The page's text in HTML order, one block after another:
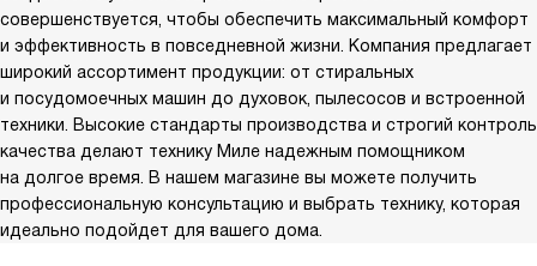
совершенствуется, чтобы обеспечить максимальный комфорт
и эффективность в повседневной жизни. Компания предлагает
широкий ассортимент продукции: от стиральных
и посудомоечных машин до духовок, пылесосов и встроенной
техники. Высокие стандарты производства и строгий контроль
качества делают технику Миле надежным помощником
на долгое время. В нашем магазине вы можете получить
профессиональную консультацию и выбрать технику, которая
идеально подойдет для вашего дома.